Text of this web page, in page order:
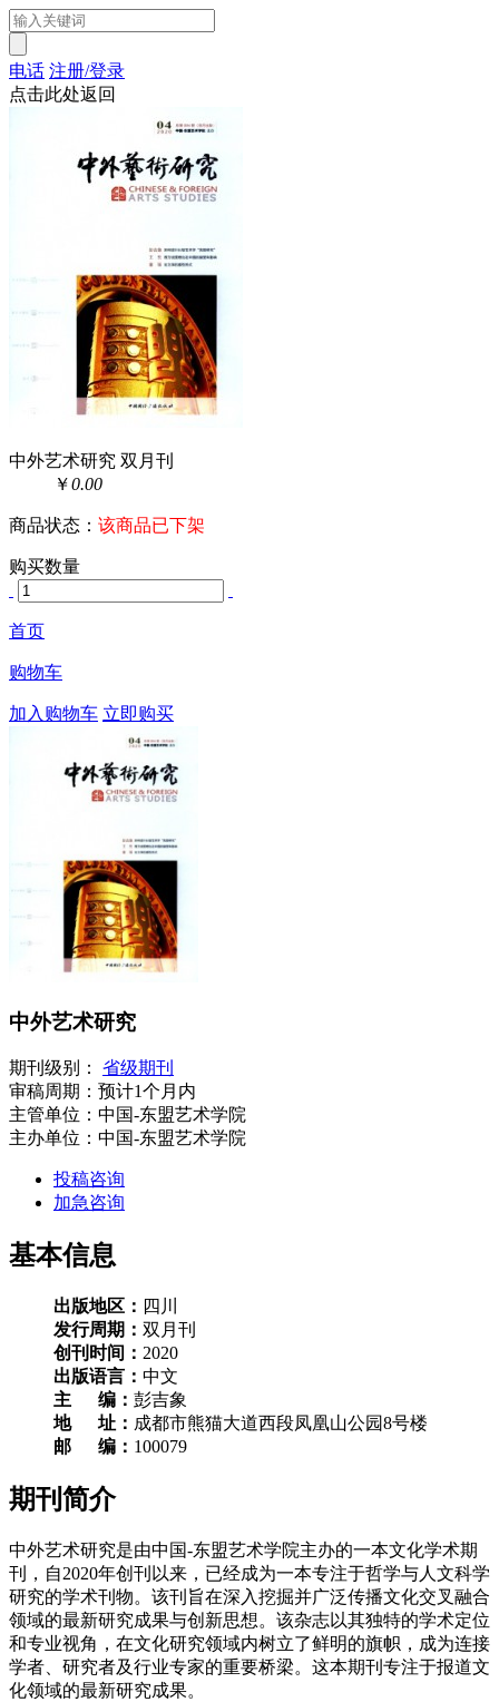
电话 注册/登录
点击此处返回
中外艺术研究 双月刊
￥0.00
商品状态： 该商品已下架
购买数量
首页
购物车
加入购物车 立即购买
中外艺术研究
期刊级别： 省级期刊
审稿周期： 预计1个月内
主管单位： 中国-东盟艺术学院
主办单位： 中国-东盟艺术学院
投稿咨询
加急咨询
基本信息
出版地区： 四川
发行周期： 双月刊
创刊时间： 2020
出版语言： 中文
主 编： 彭吉象
地 址： 成都市熊猫大道西段凤凰山公园8号楼
邮 编： 100079
期刊简介
中外艺术研究是由中国-东盟艺术学院主办的一本文化学术期
刊，自2020年创刊以来，已经成为一本专注于哲学与人文科学
研究的学术刊物。该刊旨在深入挖掘并广泛传播文化交叉融合
领域的最新研究成果与创新思想。该杂志以其独特的学术定位
和专业视角，在文化研究领域内树立了鲜明的旗帜，成为连接
学者、研究者及行业专家的重要桥梁。这本期刊专注于报道文
化领域的最新研究成果。